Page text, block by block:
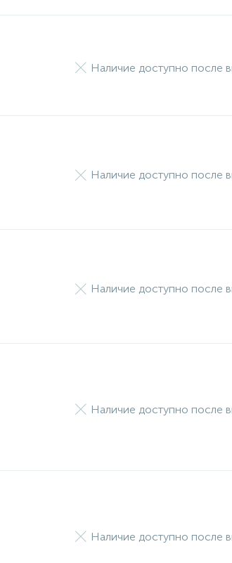
Наличие доступно после
Наличие доступно после
Наличие доступно после
Наличие доступно после
Наличие доступно после